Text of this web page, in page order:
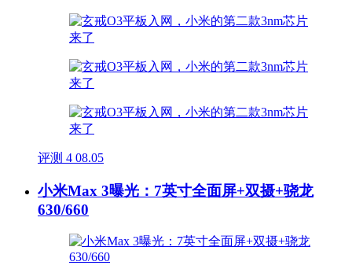
评测 4 08.05
小米Max 3曝光：7英寸全面屏+双摄+骁龙
630/660